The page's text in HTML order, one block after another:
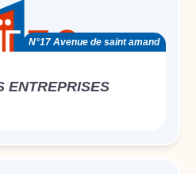
N°17 Avenue de saint amand
ENTREPRISES